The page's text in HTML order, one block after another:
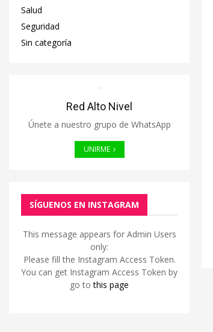
Salud
Seguridad
Sin categoría
Red Alto Nivel
Únete a nuestro grupo de WhatsApp
UNIRME
SÍGUENOS EN INSTAGRAM
This message appears for Admin Users
only:
Please fill the Instagram Access Token.
You can get Instagram Access Token by
go tothis page